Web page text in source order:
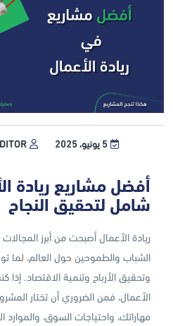
5 يونيو، 2025
أفضل مشاريع ريادة
شامل لتحقيق النجاح
ريادة الأعمال أصبحت من أبرز
الشباب والطموحين حول العالم، لما
وتحقيق الأرباح وتنمية الاقتصاد.
الأعمال، فمن الضروري أن تختار
مهاراتك، واحتياجات السوق،